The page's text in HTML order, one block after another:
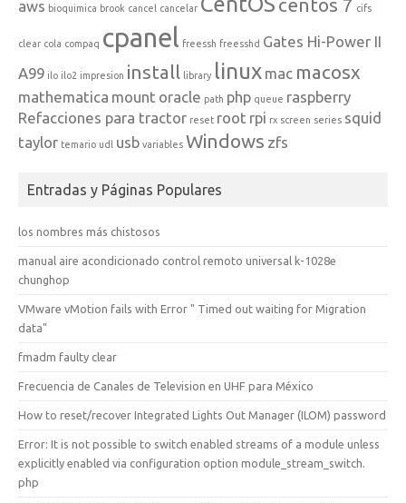
aws bioquimica brook cancel cancelar centos 7 cifs
clear cola compaq cpanel freessh freesshd Gates Hi-Power II
A99 ilo ilo2 impresion install library linux mac macosx
mathematica mount oracle path php queue raspberry
Refacciones para tractor reset root rpi rx screen series squid
taylor temario udl usb variables Windows zfs
Entradas y Páginas Populares
los nombres más chistosos
manual aire acondicionado control remoto universal k-1028e
chunghop
VMware vMotion fails with Error " Timed out waiting for Migration
data"
fmadm faulty clear
Frecuencia de Canales de Television en UHF para México
How to reset/recover Integrated Lights Out Manager (ILOM) password
Error: It is not possible to switch enabled streams of a module unless
explicitly enabled via configuration option module_stream_switch.
php